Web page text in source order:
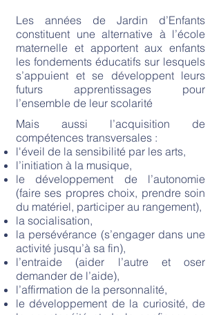
Les années de Jardin d’Enfants
constituent une alternative à l’école
maternelle et apportent aux enfants
les fondements éducatifs sur lesquels
s’appuient et se développent leurs
futurs apprentissages pour
l’ensemble de leur scolarité
Mais aussi l’acquisition de
compétences transversales :
l'éveil de la sensibilité par les arts,
l’initiation à la musique,
le développement de l’autonomie
(faire ses propres choix, prendre soin
du matériel, participer au rangement),
la socialisation,
la persévérance (s’engager dans une
activité jusqu’à sa fin),
l’entraide (aider l’autre et oser
demander de l’aide),
l’affirmation de la personnalité,
le développement de la curiosité, de